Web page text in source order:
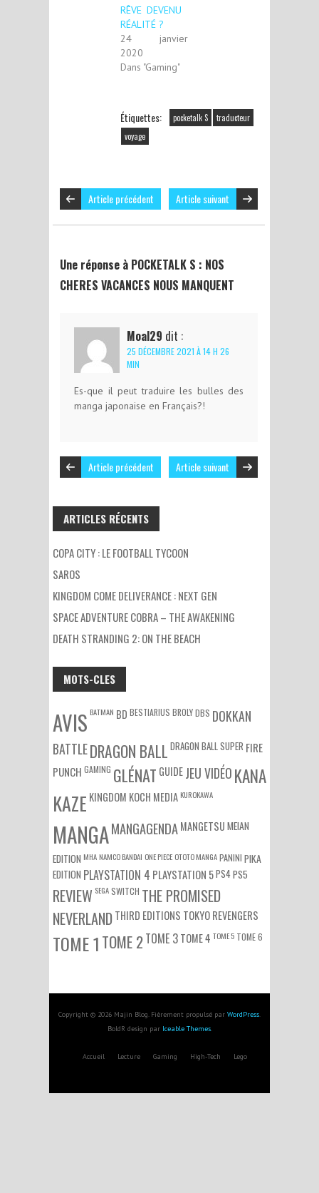
RÊVE DEVENU
RÉALITÉ ?
24 janvier
2020
Dans "Gaming"
Étiquettes: pocketalk S
traducteur
voyage
Article précédent Article suivant
Une réponse à POCKETALK S : NOS
CHERES VACANCES NOUS MANQUENT
Moal29 dit :
25 DÉCEMBRE 2021 À 14 H 26
MIN
Es-que il peut traduire les bulles des
manga japonaise en Français?!
Article précédent Article suivant
ARTICLES RÉCENTS
COPA CITY : LE FOOTBALL TYCOON
SAROS
KINGDOM COME DELIVERANCE : NEXT GEN
SPACE ADVENTURE COBRA – THE AWAKENING
DEATH STRANDING 2: ON THE BEACH
MOTS-CLES
AVIS BATMAN BD BESTIARIUS BROLYDBS DOKKAN
BATTLEDRAGON BALL DRAGON BALL SUPER FIRE
PUNCH GAMING GLÉNAT GUIDEJEU VIDÉOKANA
KAZE KINGDOM KOCH MEDIA KUROKAWA
MANGAMANGAGENDAMANGETSUMEIAN
EDITION MHA NAMCO BANDAI ONE PIECE OTOTO MANGAPANINI PIKA
EDITION PLAYSTATION 4 PLAYSTATION 5PS4PS5
REVIEW SEGASWITCH THE PROMISED
NEVERLAND THIRD EDITIONS TOKYO REVENGERS
TOME 1TOME 2TOME 3TOME 4 TOME 5 TOME 6
Copyright © 2026 Majin Blog. Fièrement propulsé par WordPress.
BoldR design par Iceable Themes.
Accueil Lecture Gaming High-Tech Lego